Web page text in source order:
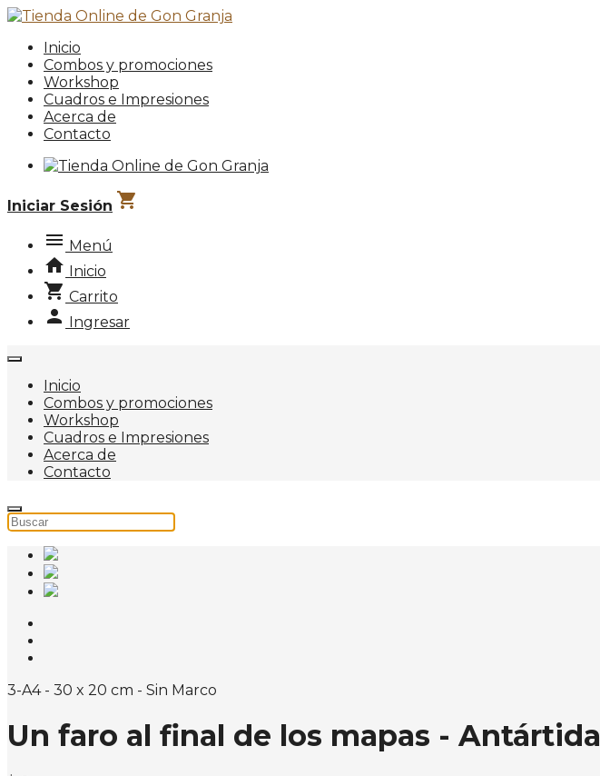
Inicio
Combos y promociones
Workshop
Cuadros e Impresiones
Acerca de
Contacto
Iniciar Sesión shopping_cart
menu Menú
home Inicio
shopping_cart Carrito
person Ingresar
Inicio
Combos y promociones
Workshop
Cuadros e Impresiones
Acerca de
Contacto
3-A4 - 30 x 20 cm - Sin Marco
Un faro al final de los mapas - Antártida